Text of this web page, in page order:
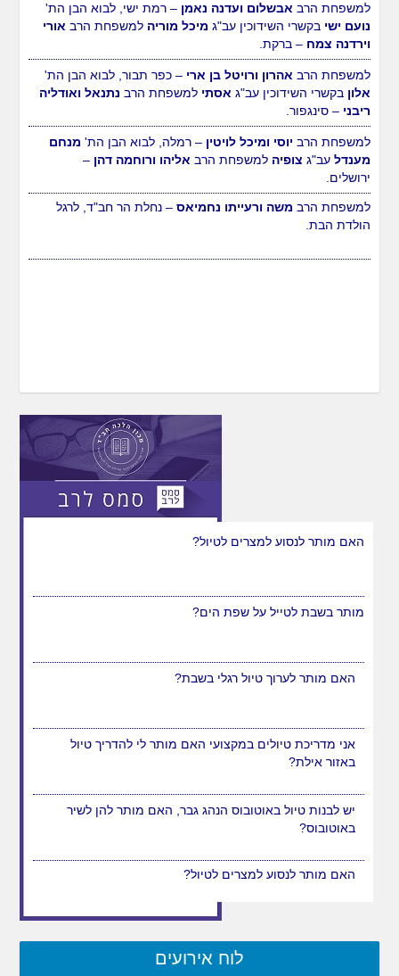
למשפחת הרב אבשלום ועדנה נאמן – רמת ישי, לבוא הבן הת'
נועם ישי בקשרי השידוכין עב"ג מיכל מוריה למשפחת הרב אורי
וירדנה צמח – ברקת.
למשפחת הרב אהרון ורויטל בן ארי – כפר תבור, לבוא הבן הת'
אלון בקשרי השידוכין עב"ג אסתי למשפחת הרב נתנאל ואודליה
ריבני – סינגפור.
למשפחת הרב יוסי ומיכל לויטין – רמלה, לבוא הבן הת' מנחם
מענדל עב"ג צופיה למשפחת הרב אליהו ורוחמה דהן –
ירושלים.
האם מותר לנסוע למצרים לטיול?
מותר בשבת לטייל על שפת הים?
האם מותר לערוך טיול רגלי בשבת?
אני מדריכת טיולים במקצועי האם מותר לי להדריך טיול
באזור אילת?
יש לבנות טיול באוטובוס הנהג גבר, האם מותר להן לשיר
באוטובוס?
לוח אירועים